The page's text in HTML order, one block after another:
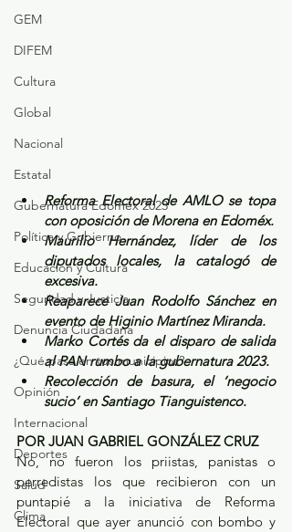
GEM
DIFEM
Cultura
Global
Nacional
Estatal
Gubernatura Edoméx 2023
Política y Gobierno
Educación y Cultura
Seguridad y Justicia
Denuncia Ciudadana
¿Qué pasa en tus municipios?
Opinión
Internacional
Deportes
Salud
Clima
Reforma Electoral de AMLO se topa
con oposición de Morena en Edoméx.
Maurilio Hernández, líder de los
diputados locales, la catalogó de
excesiva.
Reaparece Juan Rodolfo Sánchez en
evento de Higinio Martínez Miranda.
Marko Cortés da el disparo de salida
al PAN rumbo a la gubernatura 2023.
Recolección de basura, el ‘negocio
sucio’ en Santiago Tianguistenco.
POR JUAN GABRIEL GONZÁLEZ CRUZ
No, no fueron los priistas, panistas o
perredistas los que recibieron con un
puntapié a la iniciativa de Reforma
Electoral que ayer anunció con bombo y